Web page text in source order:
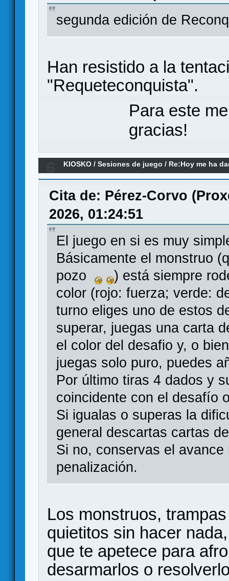
segunda edición de
Han resistido a la
"Requeteconquista".
Para este
gracias!
KIOSKO /Sesiones de juego / Re:Hoy me ha
remake)
Cita de: Pérez-Corvo
2026, 01:24:51
El juego en si es muy
Básicamente el monstruo
pozo
) está siempre
color (rojo: fuerza; verde:
turno eliges uno de estos
superar, juegas una carta
el color del desafio y, o
juegas solo puro, puedes
Por último tiras 4 dados y
coincidente con el desafío
Si igualas o superas la
general descartas cartas
Si no, conservas el
penalización.
Los monstruos,
quietitos sin hacer
que te apetece para
desarmarlos o